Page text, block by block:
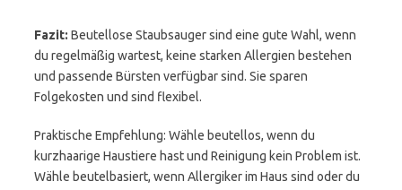
Fazit: Beutellose Staubsauger sind eine gute Wahl, wenn
du regelmäßig wartest, keine starken Allergien bestehen
und passende Bürsten verfügbar sind. Sie sparen
Folgekosten und sind flexibel.
Praktische Empfehlung: Wähle beutellos, wenn du
kurzhaarige Haustiere hast und Reinigung kein Problem ist.
Wähle beutelbasiert, wenn Allergiker im Haus sind oder du